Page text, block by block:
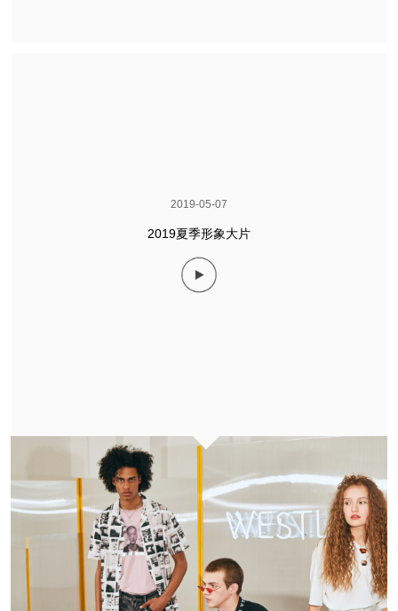
2019-05-07
2019夏季形象大片